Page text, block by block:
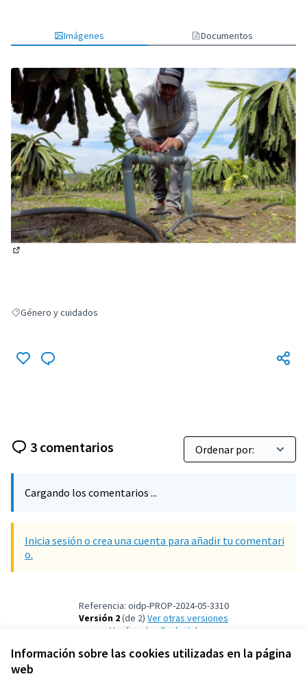
Información sobre las cookies utilizadas en la página
web
Imágenes Documentos
Resultados al filtrar por: Género y cuidados
Género y cuidados
3 comentarios
Cargando los comentarios ...
Inicia sesión o crea una cuenta para añadir tu comentari
o.
Referencia: oidp-PROP-2024-05-3310
Versión 2(de 2)
ver otras versiones
Verificar huella digital
Términos y condiciones de uso